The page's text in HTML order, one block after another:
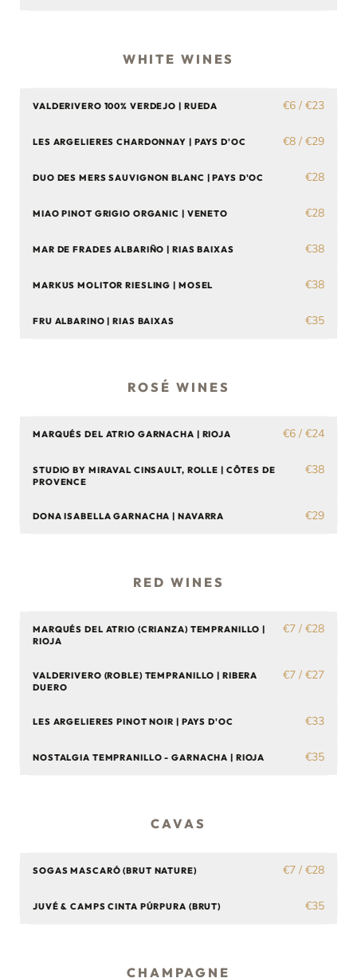
WHITE WINES
VALDERIVERO 100% VERDEJO | RUEDA €6 / €23
LES ARGELIERES CHARDONNAY | PAYS D'OC €8 / €29
DUO DES MERS SAUVIGNON BLANC | PAYS D'OC €28
MIAO PINOT GRIGIO ORGANIC | VENETO €28
MAR DE FRADES ALBARIÑO | RIAS BAIXAS €38
MARKUS MOLITOR RIESLING | MOSEL €38
FRU ALBARINO | RIAS BAIXAS €35
ROSÉ WINES
MARQUÉS DEL ATRIO GARNACHA | RIOJA €6 / €24
STUDIO BY MIRAVAL CINSAULT, ROLLE | CÔTES DE
PROVENCE
€38
DONA ISABELLA GARNACHA | NAVARRA €29
RED WINES
MARQUÉS DEL ATRIO (CRIANZA) TEMPRANILLO |
RIOJA
€7 / €28
VALDERIVERO (ROBLE) TEMPRANILLO | RIBERA
DUERO
€7 / €27
LES ARGELIERES PINOT NOIR | PAYS D'OC €33
NOSTALGIA TEMPRANILLO - GARNACHA | RIOJA €35
CAVAS
SOGAS MASCARÓ (BRUT NATURE) €7 / €28
JUVÉ & CAMPS CINTA PÚRPURA (BRUT) €35
CHAMPAGNE